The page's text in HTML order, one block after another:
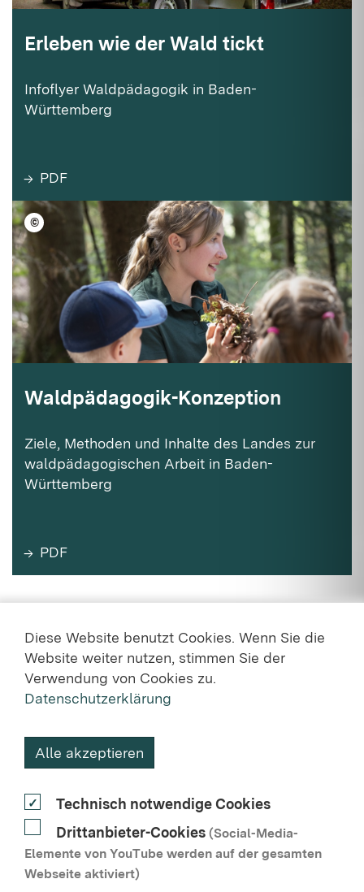
Erleben wie der Wald tickt
Infoflyer Waldpädagogik in Baden-
Württemberg
PDF
© LFV BW/Ulrike Klumpp
Waldpädagogik-Konzeption
Ziele, Methoden und Inhalte des Landes zur
waldpädagogischen Arbeit in Baden-
Württemberg
PDF
NUTZUNGSVEREINBARUNG
BARRIEREFREIHEIT
Diese Website benutzt Cookies. Wenn Sie die
Website weiter nutzen, stimmen Sie der
Verwendung von Cookies zu.
Datenschutzerklärung
Alle akzeptieren
Technisch notwendige Cookies
Drittanbieter-Cookies (Social-Media-
Elemente von YouTube werden auf der gesamten
Webseite aktiviert)